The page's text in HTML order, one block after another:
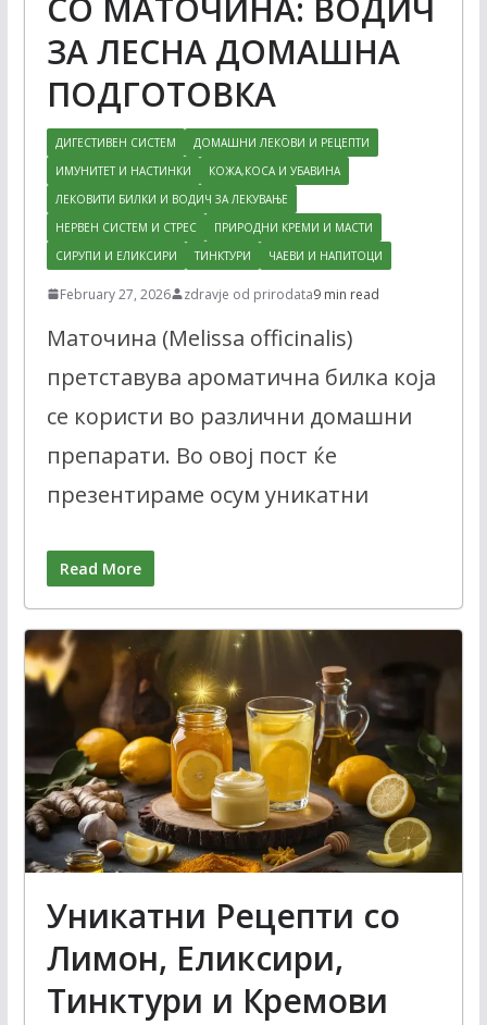
ЗА ЛЕСНА ДОМАШНА
ПОДГОТОВКА
ДИГЕСТИВЕН СИСТЕМ
ДОМАШНИ ЛЕКОВИ И РЕЦЕПТИ
ИМУНИТЕТ И НАСТИНКИ
КОЖА,КОСА И УБАВИНА
ЛЕКОВИТИ БИЛКИ И ВОДИЧ ЗА ЛЕКУВАЊЕ
НЕРВЕН СИСТЕМ И СТРЕС
ПРИРОДНИ КРЕМИ И МАСТИ
СИРУПИ И ЕЛИКСИРИ
ТИНКТУРИ ЧАЕВИ И НАПИТОЦИ
February 27, 2026 zdravje od prirodata9 min read
Маточина (Melissa officinalis)
претставува ароматична билка која
се користи во различни домашни
препарати. Во овој пост ќе
презентираме осум уникатни
Read More
Уникатни Рецепти со
Лимон, Еликсири,
Тинктури и Кремови